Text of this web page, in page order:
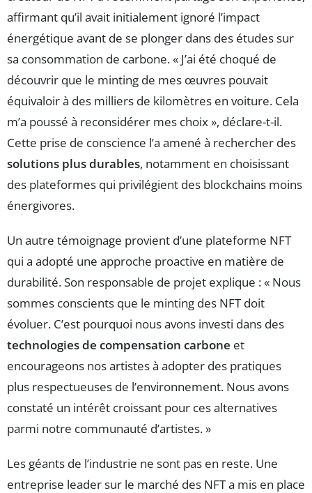
affirmant qu’il avait initialement ignoré l’impact
énergétique avant de se plonger dans des études sur
sa consommation de carbone. « J’ai été choqué de
découvrir que le minting de mes œuvres pouvait
équivaloir à des milliers de kilomètres en voiture. Cela
m’a poussé à reconsidérer mes choix », déclare-t-il.
Cette prise de conscience l’a amené à rechercher des
solutions plus durables, notamment en choisissant
des plateformes qui privilégient des blockchains moins
énergivores.
Un autre témoignage provient d’une plateforme NFT
qui a adopté une approche proactive en matière de
durabilité. Son responsable de projet explique : « Nous
sommes conscients que le minting des NFT doit
évoluer. C’est pourquoi nous avons investi dans des
technologies de compensation carbone et
encourageons nos artistes à adopter des pratiques
plus respectueuses de l’environnement. Nous avons
constaté un intérêt croissant pour ces alternatives
parmi notre communauté d’artistes. »
Les géants de l’industrie ne sont pas en reste. Une
entreprise leader sur le marché des NFT a mis en place